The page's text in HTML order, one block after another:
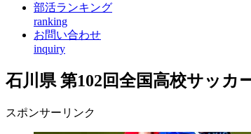
部活ランキング
ranking
お問い合わせ
inquiry
石川県 第102回全国高校サッカ
スポンサーリンク